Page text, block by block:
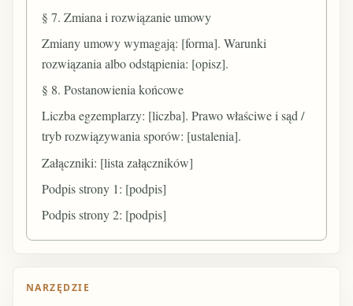
§ 7. Zmiana i rozwiązanie umowy
Zmiany umowy wymagają: [forma]. Warunki
rozwiązania albo odstąpienia: [opisz].
§ 8. Postanowienia końcowe
Liczba egzemplarzy: [liczba]. Prawo właściwe i sąd /
tryb rozwiązywania sporów: [ustalenia].
Załączniki: [lista załączników]
Podpis strony 1: [podpis]
Podpis strony 2: [podpis]
NARZĘDZIE